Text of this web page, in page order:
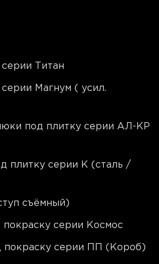
Титан
Магнум ( усил.
под плитку серии АЛ-КР
плитку серии K (сталь /
съёмный)
серии Космос
серии ПП (Короб)